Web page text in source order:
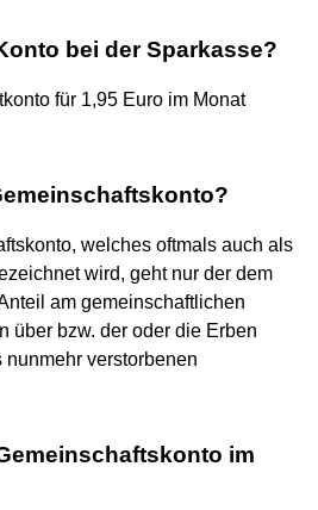
bei der Sparkasse?
für 1,95 Euro im Monat
welches oftmals auch als
wird, geht nur der dem
am gemeinschaftlichen
über bzw. der oder die Erben
verstorbenen
im